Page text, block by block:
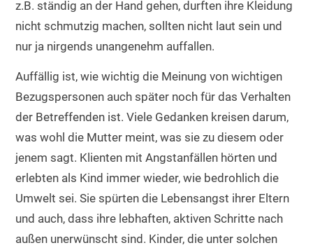
z.B. ständig an der Hand gehen, durften ihre Kleidung
nicht schmutzig machen, sollten nicht laut sein und
nur ja nirgends unangenehm auffallen.
Auffällig ist, wie wichtig die Meinung von wichtigen
Bezugspersonen auch später noch für das Verhalten
der Betreffenden ist. Viele Gedanken kreisen darum,
was wohl die Mutter meint, was sie zu diesem oder
jenem sagt. Klienten mit Angstanfällen hörten und
erlebten als Kind immer wieder, wie bedrohlich die
Umwelt sei. Sie spürten die Lebensangst ihrer Eltern
und auch, dass ihre lebhaften, aktiven Schritte nach
außen unerwünscht sind. Kinder, die unter solchen